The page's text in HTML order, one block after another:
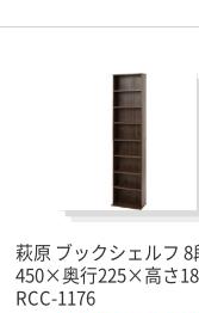
萩原 ブックシェルフ 8
450×奥行225×高さ
RCC-1176